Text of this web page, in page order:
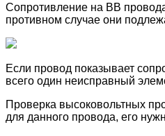
Сопротивление на ВВ
противном случае они
Если провод показывает
всего один неисправный
Проверка высоковольтных
для данного провода, его